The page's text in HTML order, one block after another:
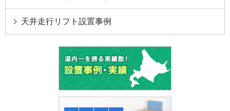
天井走行リフト設置事例